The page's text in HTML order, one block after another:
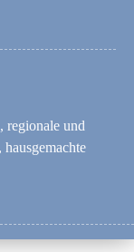
regionale und